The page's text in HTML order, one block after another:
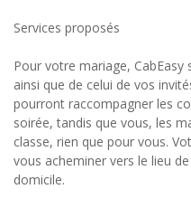
Services proposés
Pour votre mariage,
ainsi que de celui de vos
pourront raccompagner les
soirée, tandis que vous, les
classe, rien que pour vous.
vous acheminer vers le lieu
domicile.